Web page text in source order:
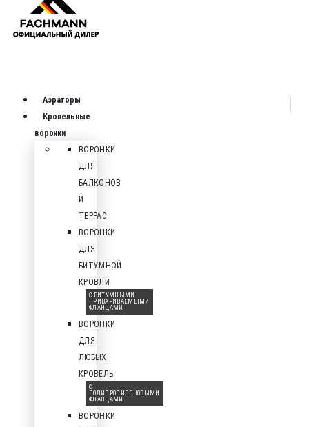
Аэраторы
Кровельные
воронки
ВОРОНКИ
ДЛЯ
БАЛКОНОВ
И
ТЕРРАС
ВОРОНКИ
ДЛЯ
БИТУМНОЙ
КРОВЛИ
С БИТУМНЫМИ
ПРИВАРИВАЕМЫМИ
ФЛАНЦАМИ
ВОРОНКИ
ДЛЯ
ЛЮБЫХ
КРОВЕЛЬ
С
ПОЛИПРОПИЛЕНОВЫМИ
ФЛАНЦАМИ
ВОРОНКИ